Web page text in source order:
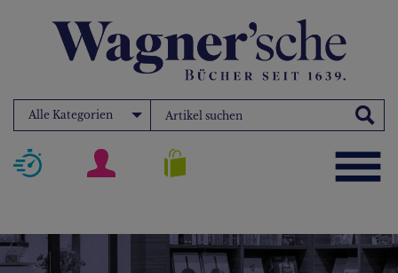
Alle Kategorien